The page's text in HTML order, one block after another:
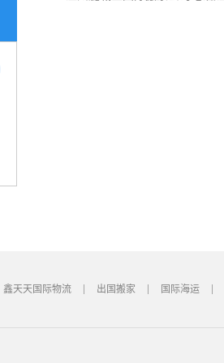
鑫天天国际物流 出国搬家 国际海运